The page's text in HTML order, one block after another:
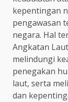
kepentingan
pengawasan
negara. Hal
Angkatan
melindungi
penegakan
laut, serta
dan